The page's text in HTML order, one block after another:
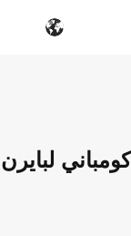
لبايرن